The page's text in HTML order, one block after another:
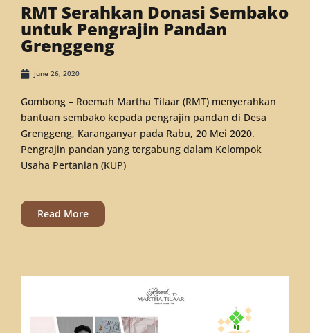
RMT Serahkan Donasi Sembako
untuk Pengrajin Pandan
Grenggeng
June 26, 2020
Gombong – Roemah Martha Tilaar (RMT) menyerahkan
bantuan sembako kepada pengrajin pandan di Desa
Grenggeng, Karanganyar pada Rabu, 20 Mei 2020.
Pengrajin pandan yang tergabung dalam Kelompok
Usaha Pertanian (KUP)
Read More